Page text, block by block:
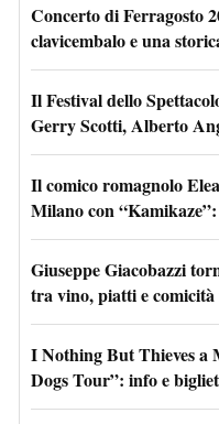
Concerto di Ferragosto
clavicembalo e una
Il Festival dello
Gerry Scotti, Alberto
Il comico romagnolo
Milano con
Giuseppe Giacobazzi
tra vino, piatti e
I Nothing But Thieves a
Dogs Tour”: info e